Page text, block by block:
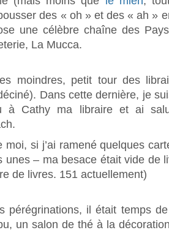
des « oh » et des « ah »
une célèbre chaîne des
La Mucca.
moindres, petit tour des
Dans cette dernière, je
à Cathy ma libraire et ai
moi, si j’ai ramené quelques
unes – ma besace était vide de
de livres. 151 actuellement)
pérégrinations, il était temps
un salon de thé à la